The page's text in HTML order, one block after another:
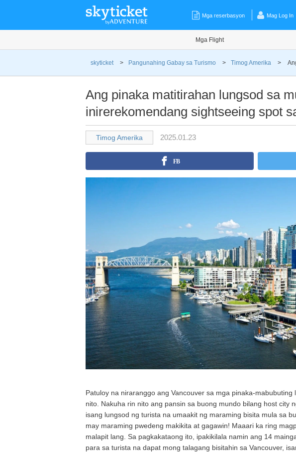
Mga reserbasyon Mag Log In
Mga Flight
skyticket > Pangunahing Gabay sa Turismo > Timog Amerika >
Ang pinaka matitirahan lungsod sa
inirerekomendang sightseeing spot
Timog Amerika 2025.01.23
FB
Patuloy na niraranggo ang Vancouver sa mga pinaka-
nito. Nakuha rin nito ang pansin sa buong mundo bilang host city
isang lungsod ng turista na umaakit ng maraming bisita mula sa
may maraming pwedeng makikita at gagawin! Maaari ka ring
malapit lang. Sa pagkakataong ito, ipakikilala namin ang 14
para sa turista na dapat mong talagang bisitahin sa Vancouver,